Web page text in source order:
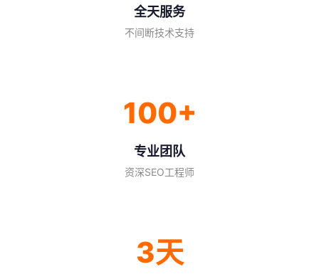
全天服务
不间断技术支持
100+
专业团队
资深SEO工程师
3天